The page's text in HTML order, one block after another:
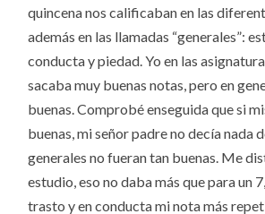
quincena nos calificaban en las
además en las llamadas “generales”:
conducta y piedad. Yo en las
sacaba muy buenas notas, pero en
buenas. Comprobé enseguida que si
buenas, mi señor padre no decía nada
generales no fueran tan buenas. Me
estudio, eso no daba más que para un
trasto y en conducta mi nota más